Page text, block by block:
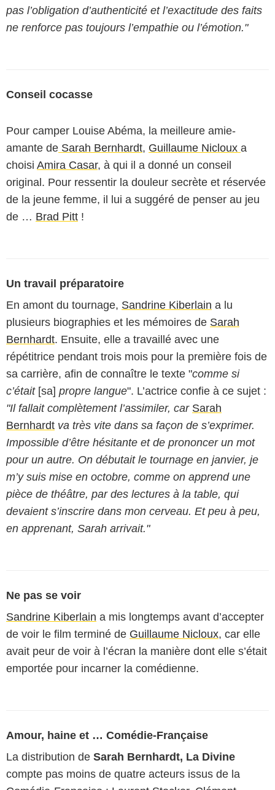
pas l’obligation d’authenticité et l’exactitude des faits
ne renforce pas toujours l’empathie ou l’émotion."
Conseil cocasse
Pour camper Louise Abéma, la meilleure amie-
amante de Sarah Bernhardt, Guillaume Nicloux a
choisi Amira Casar, à qui il a donné un conseil
original. Pour ressentir la douleur secrète et réservée
de la jeune femme, il lui a suggéré de penser au jeu
de … Brad Pitt !
Un travail préparatoire
En amont du tournage, Sandrine Kiberlain a lu
plusieurs biographies et les mémoires de Sarah
Bernhardt. Ensuite, elle a travaillé avec une
répétitrice pendant trois mois pour la première fois de
sa carrière, afin de connaître le texte "comme si
c’était [sa] propre langue". L’actrice confie à ce sujet :
"Il fallait complètement l’assimiler, car Sarah
Bernhardt va très vite dans sa façon de s’exprimer.
Impossible d’être hésitante et de prononcer un mot
pour un autre. On débutait le tournage en janvier, je
m’y suis mise en octobre, comme on apprend une
pièce de théâtre, par des lectures à la table, qui
devaient s’inscrire dans mon cerveau. Et peu à peu,
en apprenant, Sarah arrivait."
Ne pas se voir
Sandrine Kiberlain a mis longtemps avant d’accepter
de voir le film terminé de Guillaume Nicloux, car elle
avait peur de voir à l’écran la manière dont elle s’était
emportée pour incarner la comédienne.
Amour, haine et … Comédie-Française
La distribution de Sarah Bernhardt, La Divine
compte pas moins de quatre acteurs issus de la